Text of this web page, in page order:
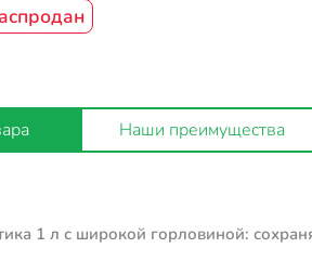
Наши преимущества
1 л с широкой горловиной: